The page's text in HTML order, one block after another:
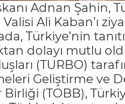
Adnan Şahin,
Ali Kaban’ı
Türkiye’nin
dolayı mutlu
(TURBO)
Geliştirme ve
(TOBB),